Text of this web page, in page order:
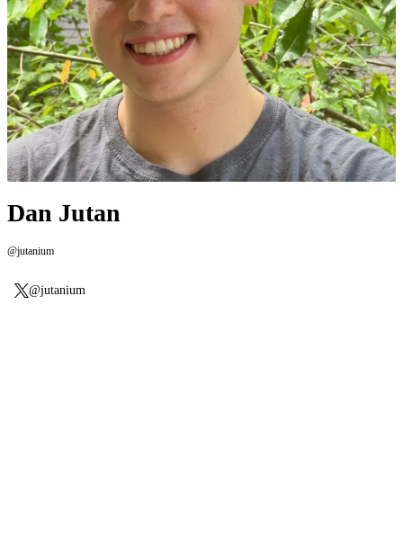
Dan Jutan
@jutanium
@jutanium